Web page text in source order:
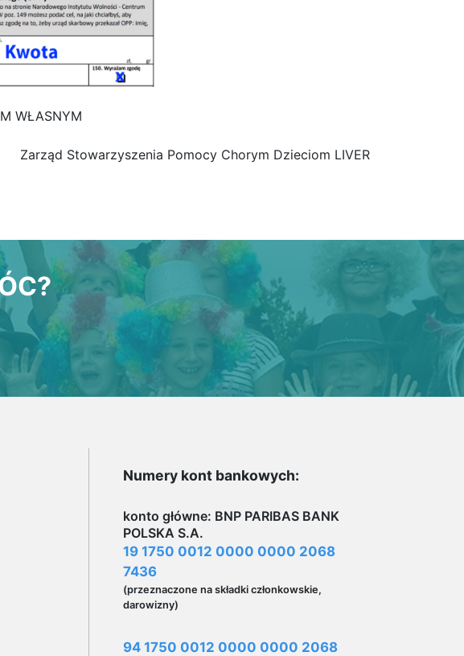
WŁASNYM
Zarząd Stowarzyszenia Pomocy Chorym Dzieciom LIVER
Numery kont bankowych:
konto główne: BNP PARIBAS BANK
POLSKA S.A.
19 1750 0012 0000 0000 2068
7436
(przeznaczone na składki członkowskie,
darowizny)
94 1750 0012 0000 0000 2068